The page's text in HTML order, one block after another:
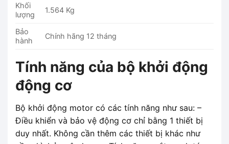
Khối
lượng
1.564 Kg
Bảo
hành
Chính hãng 12 tháng
Tính năng của bộ khởi động
động cơ
Bộ khởi động motor có các tính năng như sau: –
Điều khiển và bảo vệ động cơ chỉ bằng 1 thiết bị
duy nhất. Không cần thêm các thiết bị khác như